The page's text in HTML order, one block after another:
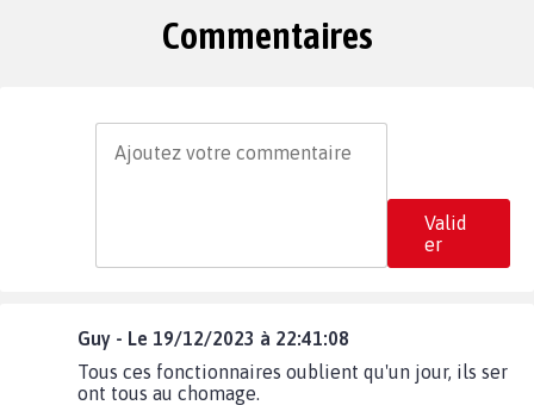
Commentaires
Valid
er
Guy - Le 19/12/2023 à 22:41:08
Tous ces fonctionnaires oublient qu'un jour, ils ser
ont tous au chomage.